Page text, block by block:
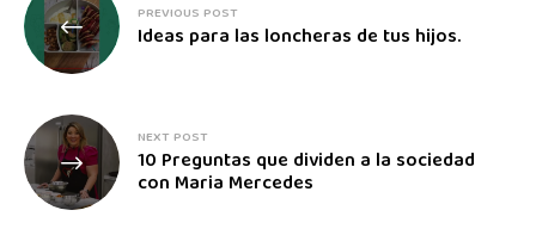
PREVIOUS POST
Ideas para las loncheras de tus hijos.
NEXT POST
10 Preguntas que dividen a la sociedad
con Maria Mercedes